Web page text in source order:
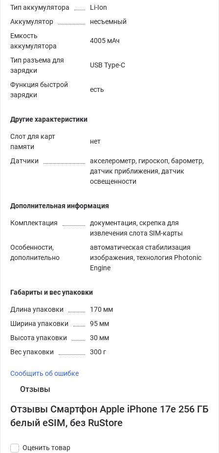
Тип аккумулятора
Li-Ion
Аккумулятор
несъемный
Емкость
аккумулятора
4005 мАч
Тип разъема для
зарядки
USB Type-C
Функция быстрой
зарядки
есть
Другие характеристики
Слот для карт
памяти
нет
Датчики
акселерометр, гироскоп, барометр,
датчик приближения, датчик
освещенности
Дополнительная информация
Комплектация
документация, скрепка для
извлечения слота SIM-карты
Особенности,
дополнительно
автоматическая стабилизация
изображения, технология Photonic
Engine
Габариты и вес упаковки
Длина упаковки
170 мм
Ширина упаковки
95 мм
Высота упаковки
30 мм
Вес упаковки
300 г
Сообщить об ошибке
Отзывы
Отзывы Смартфон Apple iPhone 17e 256 ГБ
белый eSIM, без RuStore
Оценить товар